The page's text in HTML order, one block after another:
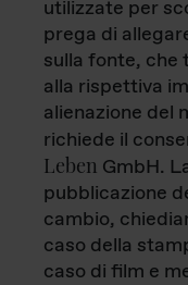
utilizzate per
prega di
sulla fonte, che
alla rispettiva
alienazione del
richiede il
Leben GmbH.
pubblicazione
cambio,
caso della
caso di film e